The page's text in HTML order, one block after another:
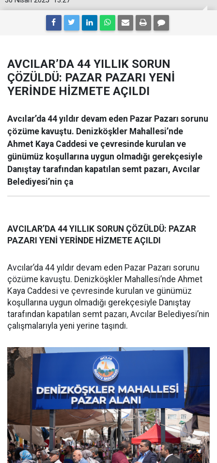
AVCILAR’DA 44 YILLIK SORUN
ÇÖZÜLDÜ: PAZAR PAZARI YENİ
YERİNDE HİZMETE AÇILDI
Avcılar’da 44 yıldır devam eden Pazar Pazarı sorunu
çözüme kavuştu. Denizköşkler Mahallesi’nde
Ahmet Kaya Caddesi ve çevresinde kurulan ve
günümüz koşullarına uygun olmadığı gerekçesiyle
Danıştay tarafından kapatılan semt pazarı, Avcılar
Belediyesi’nin ça
AVCILAR’DA 44 YILLIK SORUN ÇÖZÜLDÜ: PAZAR
PAZARI YENİ YERİNDE HİZMETE AÇILDI
Avcılar’da 44 yıldır devam eden Pazar Pazarı sorunu
çözüme kavuştu. Denizköşkler Mahallesi’nde Ahmet
Kaya Caddesi ve çevresinde kurulan ve günümüz
koşullarına uygun olmadığı gerekçesiyle Danıştay
tarafından kapatılan semt pazarı, Avcılar Belediyesi’nin
çalışmalarıyla yeni yerine taşındı.